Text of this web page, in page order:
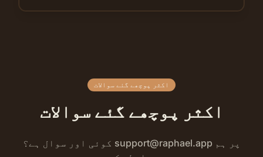
اکثر پوچھے گئے سوالات
اکثر پوچھے گئے سوالات
support@raphael.app